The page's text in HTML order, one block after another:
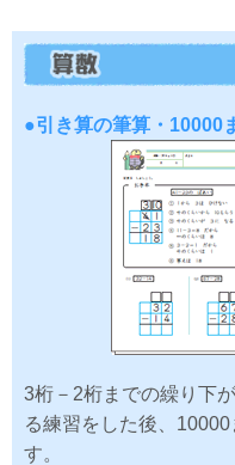
●引き算の筆算・10000
3桁－2桁までの繰り下
る練習をした後、
す。